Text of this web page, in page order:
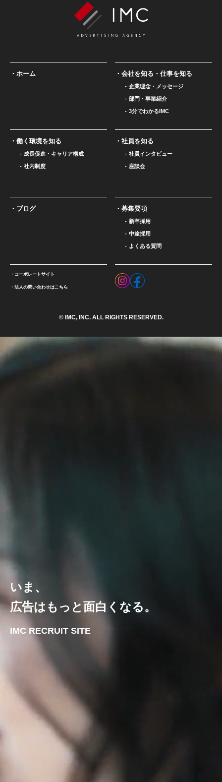
ホーム 会社を知る・仕事を知る
企業理念・メッセージ
部門・事業紹介
3分でわかるIMC
働く環境を知る
成長促進・キャリア構成
社内制度
社員を知る
社員インタビュー
座談会
ブログ 募集要項
新卒採用
中途採用
よくある質問
コーポレートサイト
法人の問い合わせはこちら
© IMC, INC. ALL RIGHTS RESERVED.
いま、
広告はもっと面白くなる。
IMC RECRUIT SITE